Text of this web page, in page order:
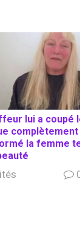
lui a coupé
complètement
la femme